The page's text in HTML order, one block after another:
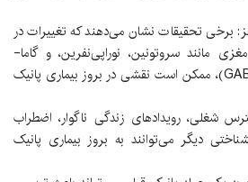
برخی تحقیقات نشان می‌دهند که تغییرات در
مانند سروتونین، نوراپی‌نفرین، و گاما-
آمینوبوتیریک اسید (GABA)، ممکن است نقشی در بروز بیماری پانیک
شغلی، رویدادهای زندگی ناگوار، اضطراب
دیگر می‌توانند به بروز بیماری پانیک